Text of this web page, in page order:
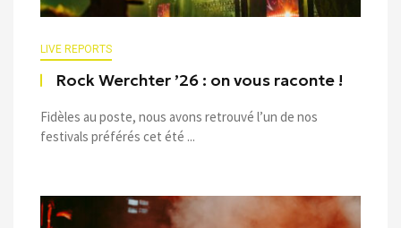
LIVE REPORTS
Rock Werchter ’26 : on vous raconte !
Fidèles au poste, nous avons retrouvé l’un de nos
festivals préférés cet été ...